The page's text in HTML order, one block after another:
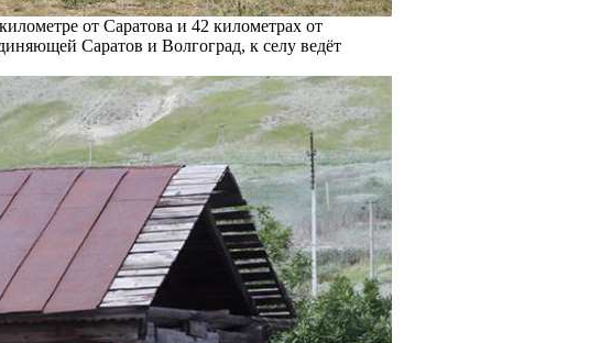
от Саратова и 42 километрах от
Саратов и Волгоград, к селу ведёт